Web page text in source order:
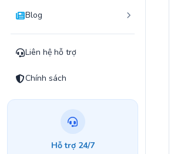
Blog
Liên hệ hỗ trợ
Chính sách
Hỗ trợ 24/7